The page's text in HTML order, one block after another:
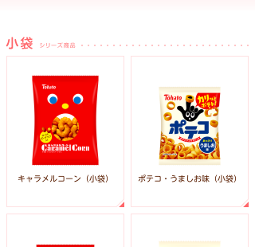
キャラメルコーン（小袋） ポテコ・うましお味（小袋）